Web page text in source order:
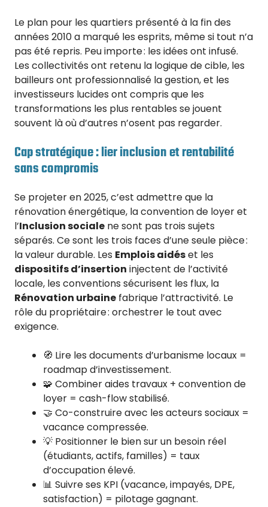
Le plan pour les quartiers présenté à la fin des
années 2010 a marqué les esprits, même si tout n’a
pas été repris. Peu importe : les idées ont infusé.
Les collectivités ont retenu la logique de cible, les
bailleurs ont professionnalisé la gestion, et les
investisseurs lucides ont compris que les
transformations les plus rentables se jouent
souvent là où d’autres n’osent pas regarder.
Cap stratégique : lier inclusion et rentabilité
sans compromis
Se projeter en 2025, c’est admettre que la
rénovation énergétique, la convention de loyer et
l’Inclusion sociale ne sont pas trois sujets
séparés. Ce sont les trois faces d’une seule pièce :
la valeur durable. Les Emplois aidéset les
dispositifs d’insertion injectent de l’activité
locale, les conventions sécurisent les flux, la
Rénovation urbaine fabrique l’attractivité. Le
rôle du propriétaire : orchestrer le tout avec
exigence.
🧭 Lire les documents d’urbanisme locaux =
roadmap d’investissement.
🧩 Combiner aides travaux + convention de
loyer = cash-flow stabilisé.
🤝 Co-construire avec les acteurs sociaux =
vacance compressée.
💡 Positionner le bien sur un besoin réel
(étudiants, actifs, familles) = taux
d’occupation élevé.
📊 Suivre ses KPI (vacance, impayés, DPE,
satisfaction) = pilotage gagnant.